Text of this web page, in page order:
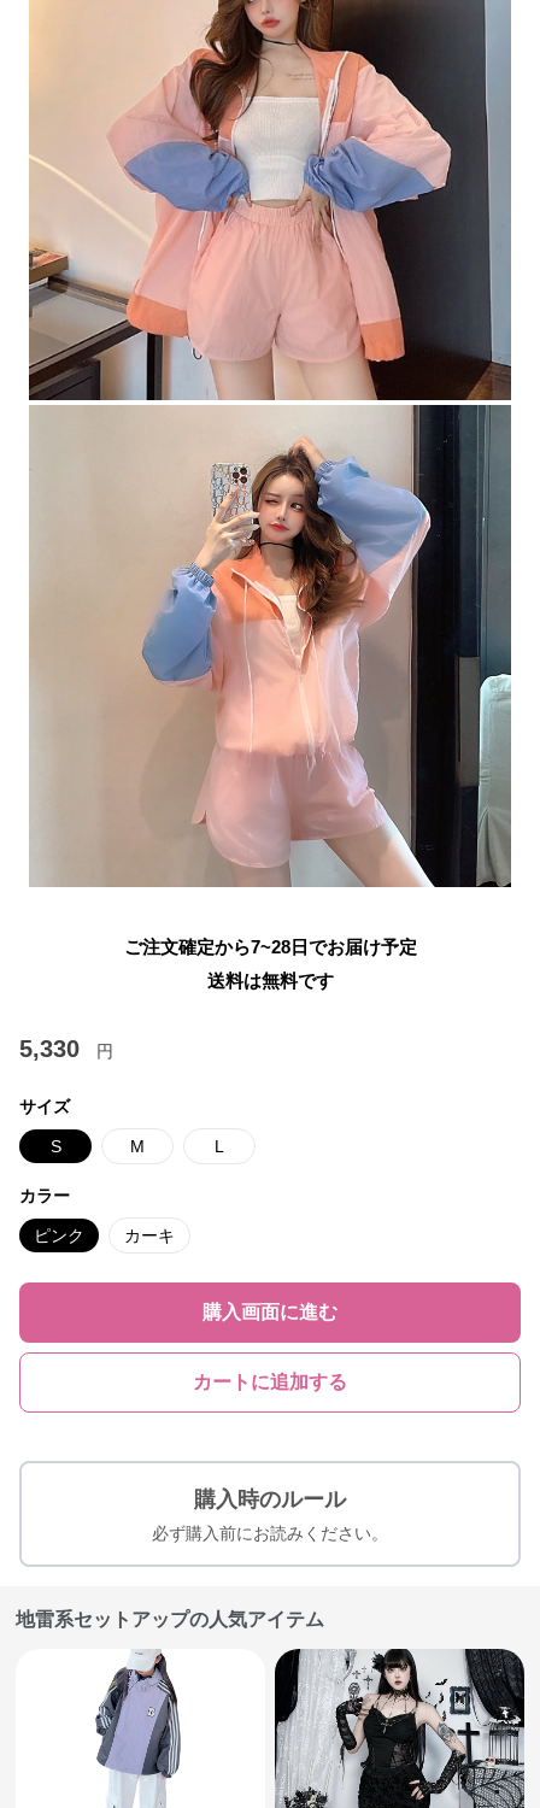
ご注文確定から7~28日でお届け予定
送料は無料です
5,330 円
サイズ
S M L
カラー
ピンク カーキ
購入画面に進む
カートに追加する
購入時のルール
必ず購入前にお読みください。
地雷系セットアップの人気アイテム